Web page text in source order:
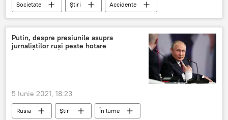
Societate Știri
Accidente
Republica Moldova
accident
chisinau
Putin, despre presiunile asupra
jurnaliștilor ruși peste hotare
5 Iunie 2021, 18:23
Rusia Știri
În lume